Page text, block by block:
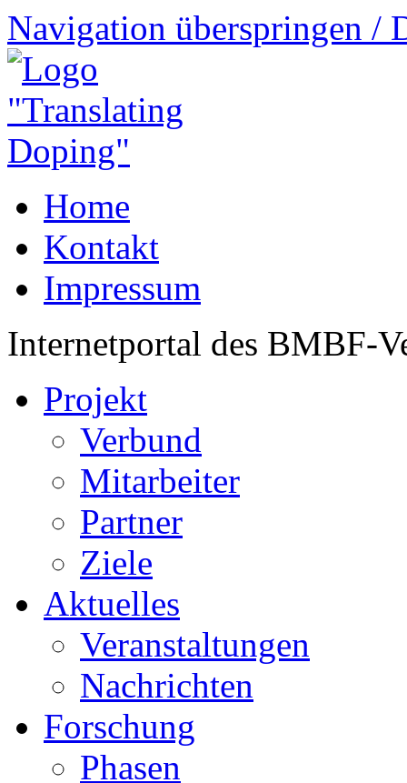
Navigation überspringen /
Home
Kontakt
Impressum
Internetportal des BMBF-
Projekt
Verbund
Mitarbeiter
Partner
Ziele
Aktuelles
Veranstaltungen
Nachrichten
Forschung
Phasen